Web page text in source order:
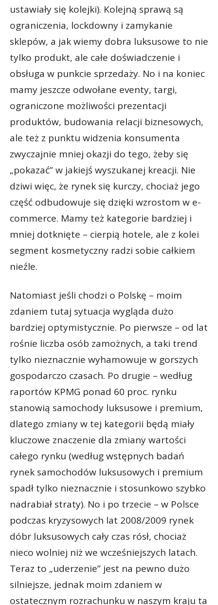
ustawiały się kolejki). Kolejną sprawą są
ograniczenia, lockdowny i zamykanie
sklepów, a jak wiemy dobra luksusowe to nie
tylko produkt, ale całe doświadczenie i
obsługa w punkcie sprzedaży. No i na koniec
mamy jeszcze odwołane eventy, targi,
ograniczone możliwości prezentacji
produktów, budowania relacji biznesowych,
ale też z punktu widzenia konsumenta
zwyczajnie mniej okazji do tego, żeby się
„pokazać” w jakiejś wyszukanej kreacji. Nie
dziwi więc, że rynek się kurczy, chociaż jego
część odbudowuje się dzięki wzrostom w e-
commerce. Mamy też kategorie bardziej i
mniej dotknięte – cierpią hotele, ale z kolei
segment kosmetyczny radzi sobie całkiem
nieźle.
Natomiast jeśli chodzi o Polskę – moim
zdaniem tutaj sytuacja wygląda dużo
bardziej optymistycznie. Po pierwsze – od lat
rośnie liczba osób zamożnych, a taki trend
tylko nieznacznie wyhamowuje w gorszych
gospodarczo czasach. Po drugie – według
raportów KPMG ponad 60 proc. rynku
stanowią samochody luksusowe i premium,
dlatego zmiany w tej kategorii będą miały
kluczowe znaczenie dla zmiany wartości
całego rynku (według wstępnych badań
rynek samochodów luksusowych i premium
spadł tylko nieznacznie i stosunkowo szybko
nadrabiał straty). No i po trzecie – w Polsce
podczas kryzysowych lat 2008/2009 rynek
dóbr luksusowych cały czas rósł, chociaż
nieco wolniej niż we wcześniejszych latach.
Teraz to „uderzenie” jest na pewno dużo
silniejsze, jednak moim zdaniem w
ostatecznym rozrachunku w naszym kraju ta